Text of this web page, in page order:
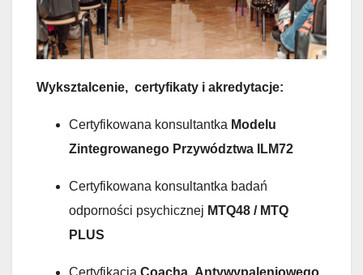
Wyksztalcenie, certyfikaty i akredytacje:
Certyfikowana konsultantka Modelu
Zintegrowanego Przywództwa ILM72
Certyfikowana konsultantka badań
odporności psychicznej MTQ48 / MTQ
PLUS